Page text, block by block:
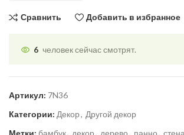
Сравнить Добавить в избранное
6 человек сейчас смотрят.
Артикул: 7N36
Категории: Декор, Другой декор
Метки: бамбук, декор, дерево, панно, стена